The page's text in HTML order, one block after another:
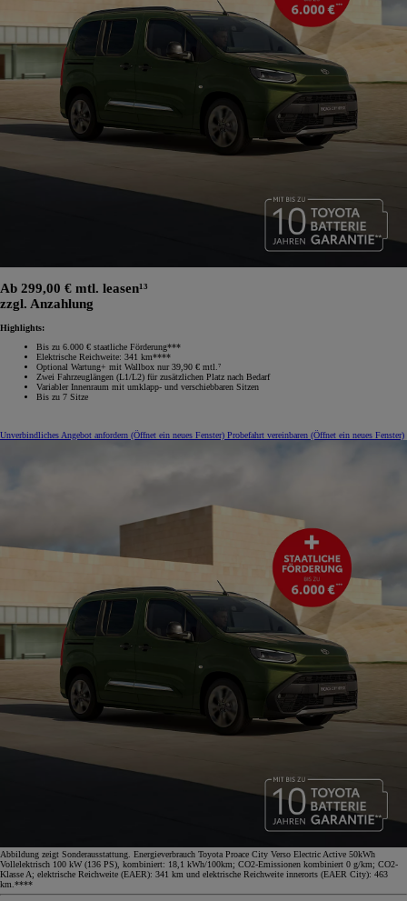
Ab 299,00 € mtl. leasen¹³
zzgl. Anzahlung
Highlights:
Bis zu 6.000 € staatliche Förderung***
Elektrische Reichweite: 341 km****
Optional Wartung+ mit Wallbox nur 39,90 € mtl.⁷
Zwei Fahrzeuglängen (L1/L2) für zusätzlichen Platz nach Bedarf
Variabler Innenraum mit umklapp‑ und verschiebbaren Sitzen
Bis zu 7 Sitze
Unverbindliches Angebot anfordern (Öffnet ein neues Fenster) Probefahrt vereinbaren (Öffnet ein neues Fenster)
Abbildung zeigt Sonderausstattung. Energieverbrauch Toyota Proace City Verso Electric Active 50kWh
Vollelektrisch 100 kW (136 PS), kombiniert: 18,1 kWh/100km; CO2-Emissionen kombiniert 0 g/km; CO2-
Klasse A; elektrische Reichweite (EAER): 341 km und elektrische Reichweite innerorts (EAER City): 463
km.****